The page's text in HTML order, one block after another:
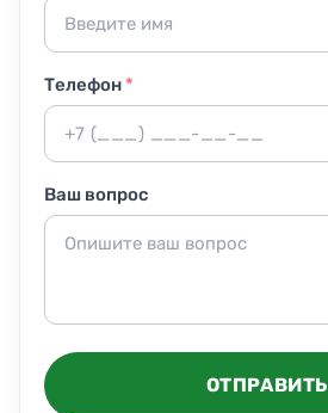
Телефон*
Ваш вопрос
ОТПРАВИТЬ